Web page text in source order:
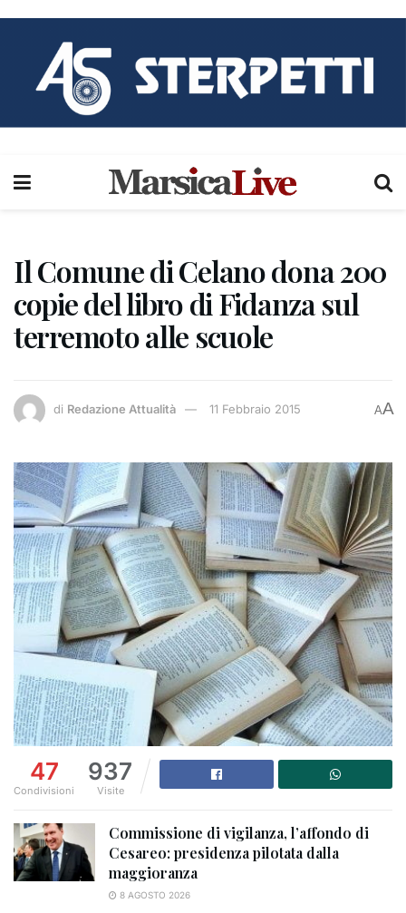
Il Comune di Celano dona 200
copie del libro di Fidanza sul
terremoto alle scuole
di Redazione Attualità 11 Febbraio 2015 AA
47
Condivisioni
937
Visite
Commissione di vigilanza, l’affondo di
Cesareo: presidenza pilotata dalla
maggioranza
8 AGOSTO 2026